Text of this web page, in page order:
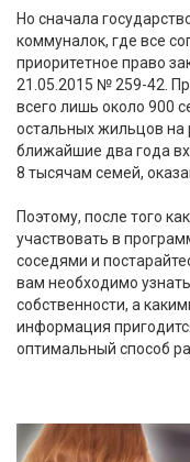
Но сначала
коммуналок, где все
приоритетное право
21.05.2015 № 259-42.
всего лишь около 900
остальных жильцов на
ближайшие два года
8 тысячам семей,
Поэтому, после того
участвовать в
соседями и
вам необходимо
собственности, а
информация
оптимальный способ